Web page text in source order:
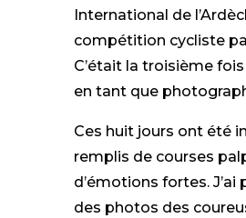
International de
compétition cycliste
C’était la troisième fois
en tant que
Ces huit jours ont été
remplis de courses
d’émotions fortes. J’ai
des photos des